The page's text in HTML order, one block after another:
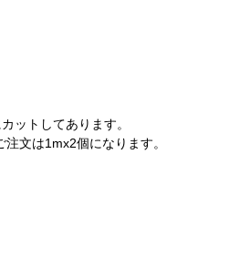
ットしてあります。
文は1mx2個になります。